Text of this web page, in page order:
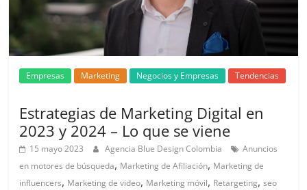
Actualidad
en
Colombia
Revista
iBlue
Marketing
Empresas Marketing Negocios y Empresas Tendencias
Estrategias de Marketing Digital en
2023 y 2024 – Lo que se viene
15 mayo 2023 Agencia Blue Design Colombia
Anuncios
en motores de búsqueda, Marketing de Afiliación, Marketing de
influencers, Marketing de video, Marketing móvil, Retargeting,seo